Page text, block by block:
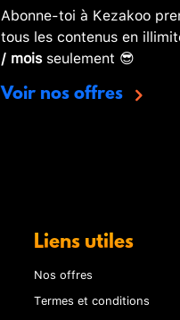
Abonne-toi à Kezakoo
tous les contenus en
/ moisseulement 😎
Voir nos offres
Liens utiles
Nos offres
Termes et conditions